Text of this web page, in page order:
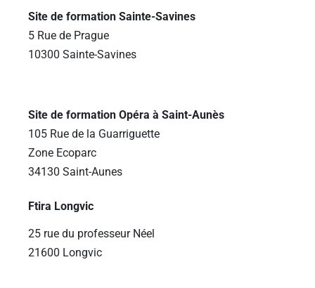
Site de formation Sainte-Savines
5 Rue de Prague
10300 Sainte-Savines
Site de formation Opéra à Saint-Aunès
105 Rue de la Guarriguette
Zone Ecoparc
34130 Saint-Aunes
Ftira Longvic
25 rue du professeur Néel
21600 Longvic